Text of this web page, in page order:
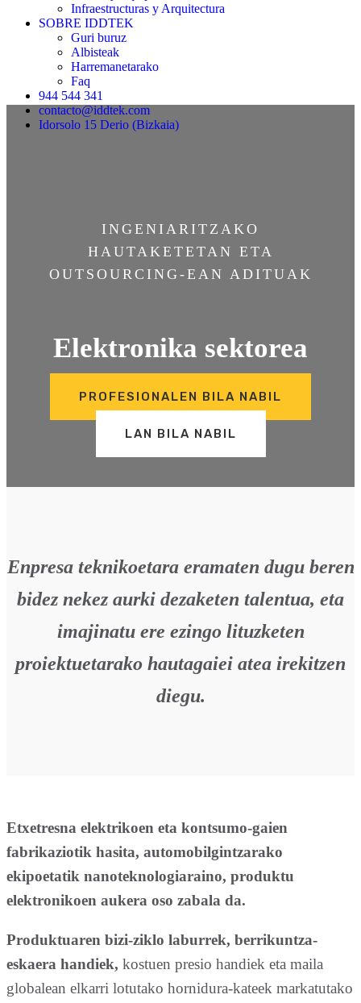
Infraestructuras y Arquitectura
SOBRE IDDTEK
Guri buruz
Albisteak
Harremanetarako
Faq
944 544 341
contacto@iddtek.com
Idorsolo 15 Derio (Bizkaia)
INGENIARITZAKO
HAUTAKETETAN ETA
OUTSOURCING-EAN ADITUAK
Elektronika sektorea
PROFESIONALEN BILA NABIL
LAN BILA NABIL
Enpresa teknikoetara eramaten dugu beren
bidez nekez aurki dezaketen talentua, eta
imajinatu ere ezingo lituzketen
proiektuetarako hautagaiei atea irekitzen
diegu.
Etxetresna elektrikoen eta kontsumo-gaien
fabrikaziotik hasita, automobilgintzarako
ekipoetatik nanoteknologiaraino, produktu
elektronikoen aukera oso zabala da.
Produktuaren bizi-ziklo laburrek, berrikuntza-
eskaera handiek, kostuen presio handiek eta maila
globalean elkarri lotutako hornidura-kateek markatutako